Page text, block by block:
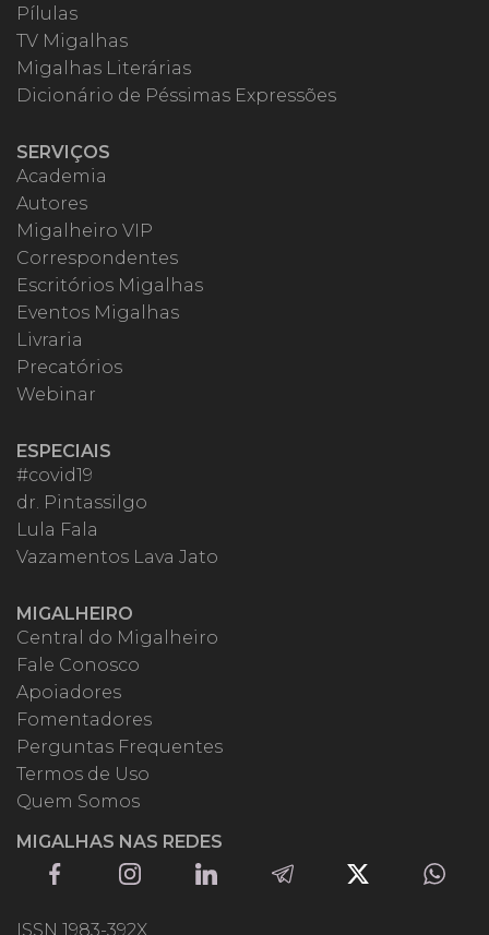
Pílulas
TV Migalhas
Migalhas Literárias
Dicionário de Péssimas Expressões
SERVIÇOS
Academia
Autores
Migalheiro VIP
Correspondentes
Escritórios Migalhas
Eventos Migalhas
Livraria
Precatórios
Webinar
ESPECIAIS
#covid19
dr. Pintassilgo
Lula Fala
Vazamentos Lava Jato
MIGALHEIRO
Central do Migalheiro
Fale Conosco
Apoiadores
Fomentadores
Perguntas Frequentes
Termos de Uso
Quem Somos
MIGALHAS NAS REDES
ISSN 1983-392X